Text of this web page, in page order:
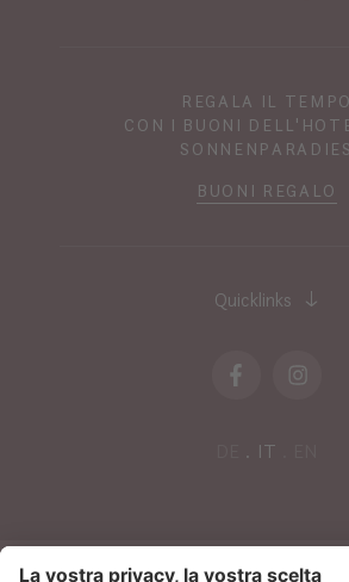
REGALA IL TEMPO
CON I BUONI
SONNENPARADIES
BUONI REGALO
Quicklinks
IT
NEWSLETTER